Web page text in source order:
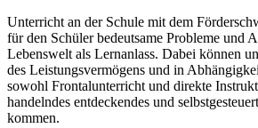
Unterricht an der Schule mit dem
für den Schüler bedeutsame Probleme und
Lebenswelt als Lernanlass. Dabei können
des Leistungsvermögens und in
sowohl Frontalunterricht und direkte
handelndes entdeckendes und
kommen.